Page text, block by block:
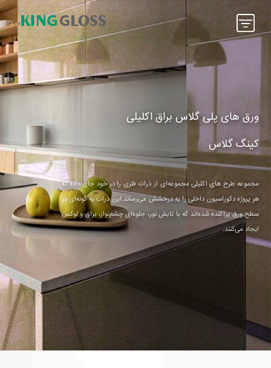
ورق های پلی گلاس براق اکلیلی
کینگ گلاس
مجموعه طرح های اکلیلی مجموعه‌ای از ذرات فلزی را در خود جای داده که
هر پروژه دکوراسیون داخلی را به درخشش می‌رساند.این ذرات به گونه‌ای در
سطح ورق پراکنده شده‌اند که با تابش نور، جلوه‌ای چشم‌نواز، براق و لوکس
ایجاد می‌کنند.